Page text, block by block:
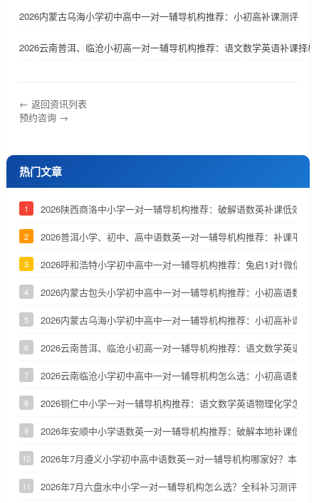
2026内蒙古乌海小学初中高中一对一辅导机构推荐：小初高补课测评
2026云南普洱、临沧小初高一对一辅导机构推荐：语文数学英语补课择
← 返回资讯列表
预约咨询 →
热门文章
1 2026陕西商洛中小学一对一辅导机构推荐：破解语数英补课低效问题
2 2026普洱小学、初中、高中语数英一对一辅导机构推荐：补课平台
3 2026呼和浩特小学初中高中一对一辅导机构推荐：兔启1对1微信小
4 2026内蒙古包头小学初中高中一对一辅导机构推荐：小初高语数英
5 2026内蒙古乌海小学初中高中一对一辅导机构推荐：小初高补课测评
6 2026云南普洱、临沧小初高一对一辅导机构推荐：语文数学英语补
7 2026云南临沧小学初中高中一对一辅导机构怎么选：小初高语数英
8 2026铜仁中小学一对一辅导机构推荐：语文数学英语物理化学怎么
9 2026年安顺中小学语数英一对一辅导机构推荐：破解本地补课低效
10 2026年7月遵义小学初中高中语数英一对一辅导机构哪家好？本地家
11 2026年7月六盘水中小学一对一辅导机构怎么选？全科补习测评